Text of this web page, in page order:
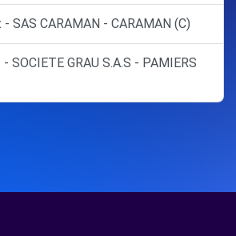
SAS CARAMAN - CARAMAN (C)
SOCIETE GRAU S.A.S - PAMIERS